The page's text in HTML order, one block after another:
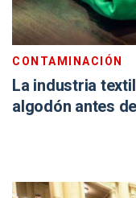
CONTAMINACIÓN
La industria
algodón antes